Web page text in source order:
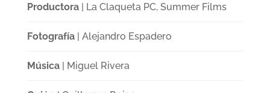
Productora| La Claqueta PC, Summer Films
Fotografía| Alejandro Espadero
Música| Miguel Rivera